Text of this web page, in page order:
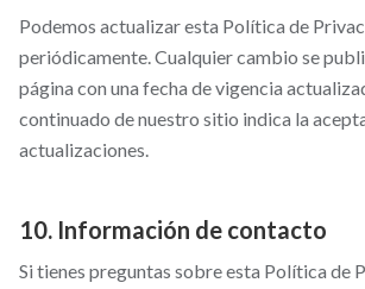
Podemos actualizar esta Política de
periódicamente. Cualquier cambio se
página con una fecha de vigencia
continuado de nuestro sitio indica la
actualizaciones.
10. Información de contacto
Si tienes preguntas sobre esta Política de